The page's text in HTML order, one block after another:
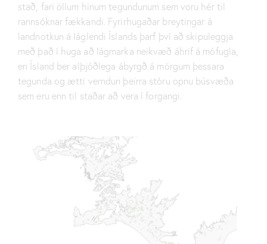
stað, fari öllum hinum tegundunum sem voru hér til
rannsóknar fækkandi. Fyrirhugaðar breytingar á
landnotkun á láglendi Íslands þarf því að skipuleggja
með það í huga að lágmarka neikvæð áhrif á mófugla,
en Ísland ber alþjóðlega ábyrgð á mörgum þessara
tegunda og ætti verndun þeirra stóru opnu búsvæða
sem eru enn til staðar að vera í forgangi.